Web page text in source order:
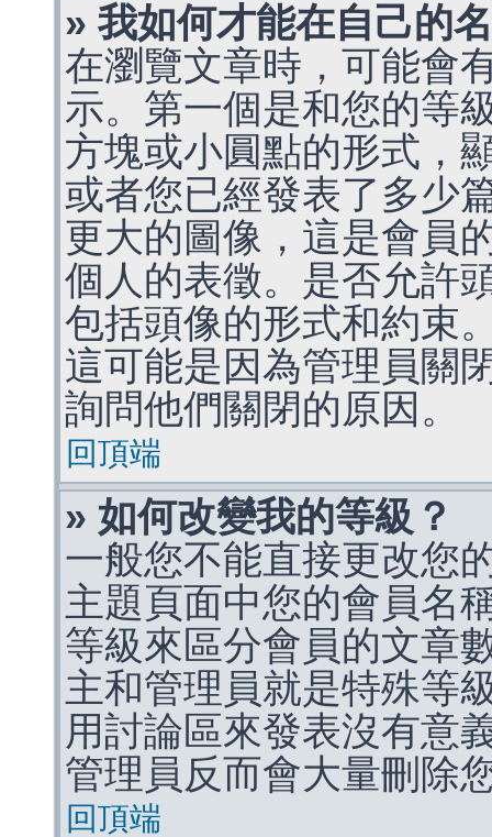
» 我如何才能在自己的
在瀏覽文章時，可能會
示。第一個是和您的等
方塊或小圓點的形式，
或者您已經發表了多少
更大的圖像，這是會員
個人的表徵。是否允許
包括頭像的形式和約束
這可能是因為管理員關
詢問他們關閉的原因。
回頂端
» 如何改變我的等級？
一般您不能直接更改您
主題頁面中您的會員名
等級來區分會員的文章
主和管理員就是特殊等
用討論區來發表沒有意
管理員反而會大量刪除
回頂端